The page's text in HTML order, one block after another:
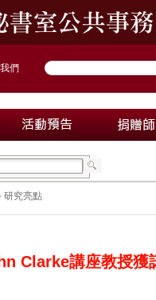
們
› 研究亮點
Clarke講座教授獲